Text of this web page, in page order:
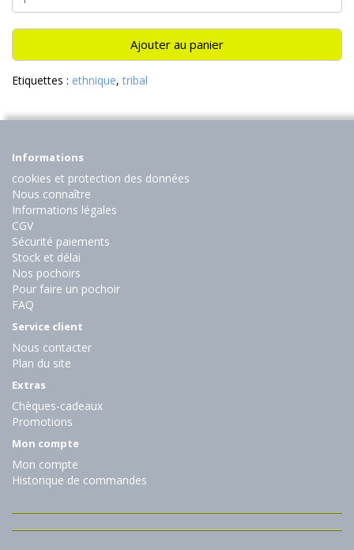
Ajouter au panier
Etiquettes : ethnique,tribal
Informations
cookies et protection des données
Nous connaître
Informations légales
CGV
Sécurité paiements
Stock et délai
Nos pochoirs
Pour faire un pochoir
FAQ
Service client
Nous contacter
Plan du site
Extras
Chèques-cadeaux
Promotions
Mon compte
Mon compte
Historique de commandes